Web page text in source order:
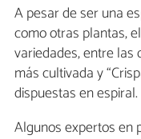
A pesar de ser una
como otras plantas,
variedades, entre las
más cultivada y
dispuestas en espiral.
Algunos expertos en